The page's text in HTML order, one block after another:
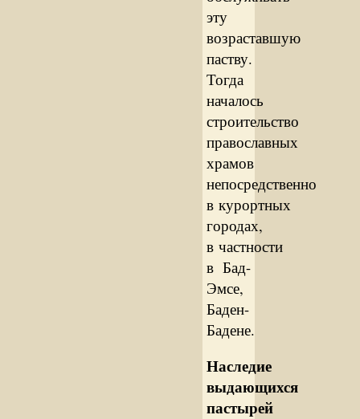
эту
возраставшую
паству.
Тогда
началось
строительство
православных
храмов
непосредственно
в курортных
городах,
в частности
в Бад-
Эмсе,
Баден-
Бадене.
Наследие
выдающихся
пастырей